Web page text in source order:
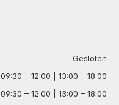
Gesloten
09:30 – 12:00 | 13:00 – 18:00
09:30 – 12:00 | 13:00 – 18:00